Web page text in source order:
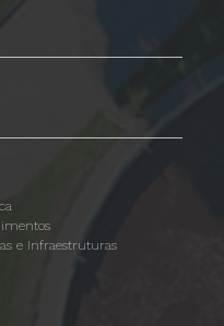
e Infraestruturas